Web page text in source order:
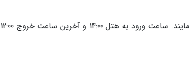
کارکنان هتل به زبان های ترکی، آلمانی و انگلیسی صحبت می نمایند. ساعت ورود به هتل 14:00 و آخرین ساعت خروج 12:00